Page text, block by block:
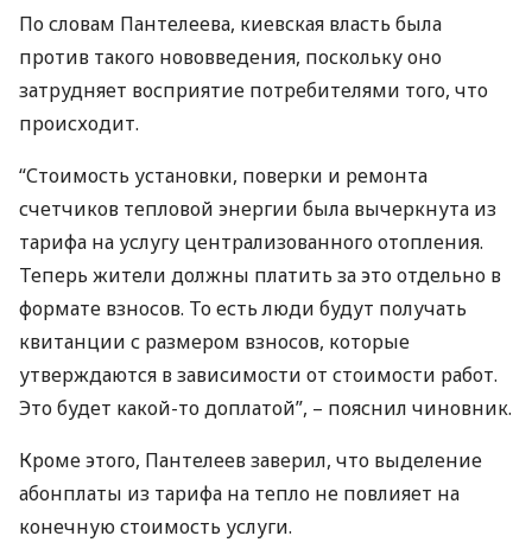
По словам Пантелеева, киевская власть была
против такого нововведения, поскольку оно
затрудняет восприятие потребителями того, что
происходит.
“Стоимость установки, поверки и ремонта
счетчиков тепловой энергии была вычеркнута из
тарифа на услугу централизованного отопления.
Теперь жители должны платить за это отдельно в
формате взносов. То есть люди будут получать
квитанции с размером взносов, которые
утверждаются в зависимости от стоимости работ.
Это будет какой-то доплатой”, – пояснил чиновник.
Кроме этого, Пантелеев заверил, что выделение
абонплаты из тарифа на тепло не повлияет на
конечную стоимость услуги.